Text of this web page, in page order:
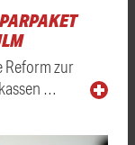
Reform zur
…